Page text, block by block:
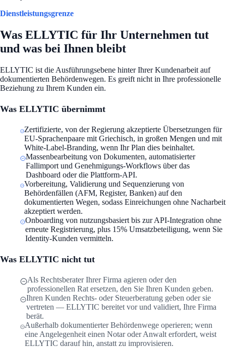
Dienstleistungsgrenze
Was ELLYTIC für Ihr Unternehmen tut
und was bei Ihnen bleibt
ELLYTIC ist die Ausführungsebene hinter Ihrer Kundenarbeit auf
dokumentierten Behördenwegen. Es greift nicht in Ihre professionelle
Beziehung zu Ihrem Kunden ein.
Was ELLYTIC übernimmt
Zertifizierte, von der Regierung akzeptierte Übersetzungen für
EU-Sprachenpaare mit Griechisch, in großen Mengen und mit
White-Label-Branding, wenn Ihr Plan dies beinhaltet.
Massenbearbeitung von Dokumenten, automatisierter
Fallimport und Genehmigungs-Workflows über das
Dashboard oder die Plattform-API.
Vorbereitung, Validierung und Sequenzierung von
Behördenfällen (AFM, Register, Banken) auf den
dokumentierten Wegen, sodass Einreichungen ohne Nacharbeit
akzeptiert werden.
Onboarding von nutzungsbasiert bis zur API-Integration ohne
erneute Registrierung, plus 15% Umsatzbeteiligung, wenn Sie
Identity-Kunden vermitteln.
Was ELLYTIC nicht tut
Als Rechtsberater Ihrer Firma agieren oder den
professionellen Rat ersetzen, den Sie Ihren Kunden geben.
Ihren Kunden Rechts- oder Steuerberatung geben oder sie
vertreten — ELLYTIC bereitet vor und validiert, Ihre Firma
berät.
Außerhalb dokumentierter Behördenwege operieren; wenn
eine Angelegenheit einen Notar oder Anwalt erfordert, weist
ELLYTIC darauf hin, anstatt zu improvisieren.